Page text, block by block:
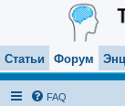
Статьи Форум
FAQ